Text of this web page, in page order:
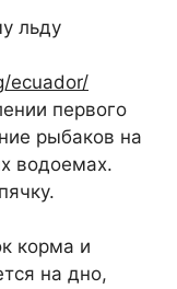
ecuador/
первого
рыбаков на
водоемах.
корма и
на дно,